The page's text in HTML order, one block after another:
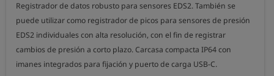
Registrador de datos robusto para sensores EDS2. También se
puede utilizar como registrador de picos para sensores de presión
EDS2 individuales con alta resolución, con el fin de registrar
cambios de presión a corto plazo. Carcasa compacta IP64 con
imanes integrados para fijación y puerto de carga USB-C.